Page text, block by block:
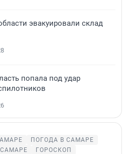
эвакуировали склад
попала под удар
ПОГОДА В САМАРЕ
ГОРОСКОП